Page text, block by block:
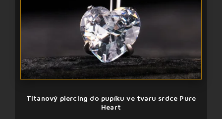
Titanový piercing do pupíku ve tvaru srdce Pure
Heart